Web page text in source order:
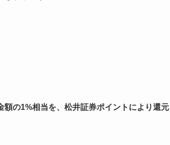
額の1%相当を、松井証券ポイントにより還元